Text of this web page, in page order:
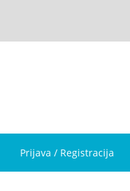
Prijava / Registracija